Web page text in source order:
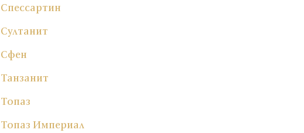
Спессартин
Султанит
Сфен
Танзанит
Топаз
Топаз Империал